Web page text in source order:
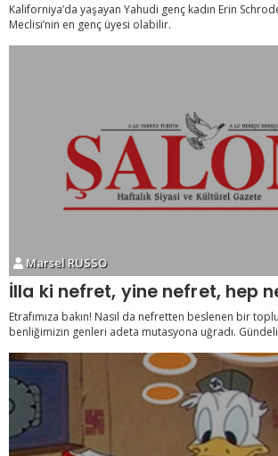
Kaliforniya’da yaşayan Yahudi genç kadın Erin
Meclisi’nin en genç üyesi olabilir.
Marsel RUSSO
İlla ki nefret, yine nefret, hep
Etrafımıza bakın! Nasıl da nefretten beslenen bir
benliğimizin genleri adeta mutasyona uğradı.